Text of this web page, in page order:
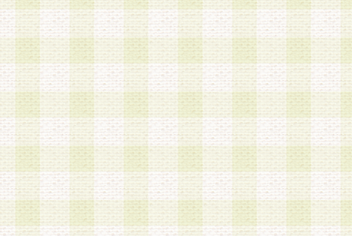
4.会員は、住所、電話番号その他の登録情報につ
合は、速やかに当社所定の変更手続きを行うもの
5.当社は、必要と認めた場合、会員に対して、電
手段により登録情報の対象者が会員登録者本人で
の内容が正確であること、アンケートの回答内容
うことができるものとます。
6.会員は、会員登録後当社が定期的に行う登録情
して、当社指定の期間内に更新手続きを行うもの
該期間内に更新手続きを行わない場合、その時点
発行したポイントは失効されるものとします。